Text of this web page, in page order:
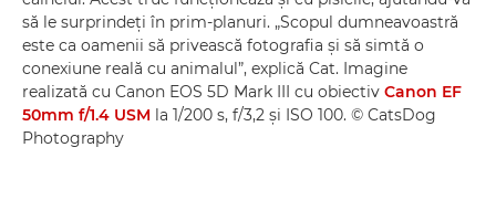
să le surprindeţi în prim-planuri. „Scopul dumneavoastră
este ca oamenii să privească fotografia şi să simtă o
conexiune reală cu animalul”, explică Cat. Imagine
realizată cu Canon EOS 5D Mark III cu obiectiv Canon EF
50mm f/1.4 USM la 1/200 s, f/3,2 şi ISO 100. © CatsDog
Photography